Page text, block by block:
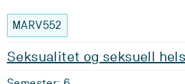
MARV552
Seksualitet og seksuell